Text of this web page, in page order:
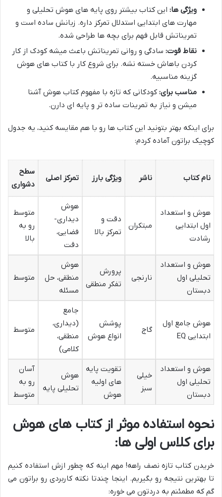
ویژگی ها: این کتاب بیشتر روی پایه های هوش تحلیلی و
مهارت های ابتدایی استدلال تمرکز داره. زبانش ساده است و
تمریناتش قابل فهم برای بچه ها طراحی شده.
نقاط قوت: سادگی و روانی تمریناتش باعث میشه کودک از کار
کردن باهاش خسته نشه. برای شروع کار با کتاب های هوش
گزینه مناسبیه.
مناسب برای: کودکانی که تازه با مفهوم کتاب هوش آشنا
میشن و نیاز به تمرینات ساده تر و پایه ای دارن.
برای اینکه بهتر بتونید این کتاب ها رو با هم مقایسه کنید، یه جدول
کوچیک براتون آماده کردم:
نام کتاب ناشر ویژگی بارز تمرکز اصلی
سطح
دشواری
هوش و استعداد
اول ابتدایی
رشادت
مبتکران
دقت و
تمرکز بالا
هوش
دیداری-
فضایی،
دقت
متوسط
رو به
بالا
هوش و استعداد
تحلیلی اول
دبستان
نارنجی
پرورش
تفکر منطقی
هوش
منطقی، حل
مسئله
متوسط
هوش جامع اول
ابتدایی EQ
گاج
پوشش
انواع هوش
جامع
(دیداری،
منطقی،
کلامی)
متوسط
هوش و استعداد
تحلیلی اول
دبستان
خیلی
سبز
تقویت پایه
های اولیه
هوش
هوش
تحلیلی پایه
آسان
رو به
متوسط
نحوه استفاده موثر از کتاب های هوش
برای کلاس اولی ها:
خریدن کتاب تازه نصف راهه! مهم اینه که چطور ازش استفاده کنیم
تا بهترین نتیجه رو بگیریم. اینجا چندتا نکته کاربردی رو براتون می
گم که مطمئنم به دردتون می خوره: